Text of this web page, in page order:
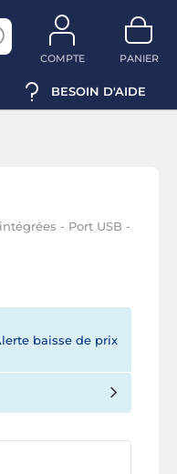
COMPTE PANIER
BESOIN D'AIDE
- Port USB -
baisse de prix